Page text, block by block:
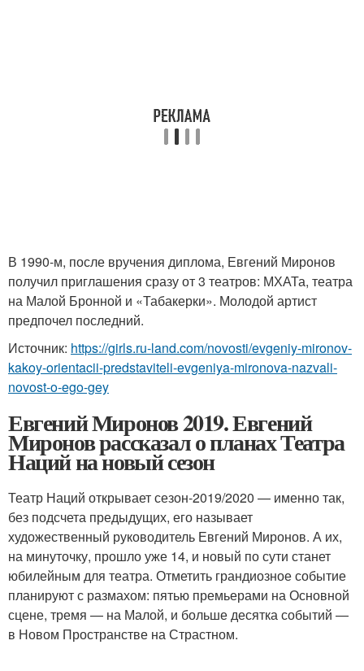
В 1990-м, после вручения диплома, Евгений Миронов
получил приглашения сразу от 3 театров: МХАТа, театра
на Малой Бронной и «Табакерки». Молодой артист
предпочел последний.
Источник: https://girls.ru-land.com/novosti/evgeniy-mironov-
kakoy-orientacii-predstaviteli-evgeniya-mironova-nazvali-
novost-o-ego-gey
Евгений Миронов 2019. Евгений
Миронов рассказал о планах Театра
Наций на новый сезон
Театр Наций открывает сезон-2019/2020 — именно так,
без подсчета предыдущих, его называет
художественный руководитель Евгений Миронов. А их,
на минуточку, прошло уже 14, и новый по сути станет
юбилейным для театра. Отметить грандиозное событие
планируют с размахом: пятью премьерами на Основной
сцене, тремя — на Малой, и больше десятка событий —
в Новом Пространстве на Страстном.